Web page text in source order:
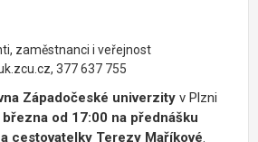
zaměstnanci i veřejnost
377 637 755
Západočeské univerzity v Plzni
od 17:00 na přednášku
cestovatelky Terezy Maříkové.